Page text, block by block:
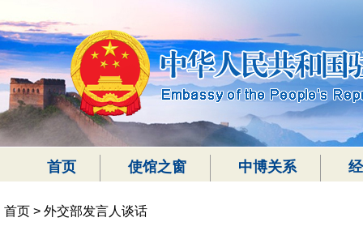
首页 使馆之窗 中博关系
首页 > 外交部发言人谈话